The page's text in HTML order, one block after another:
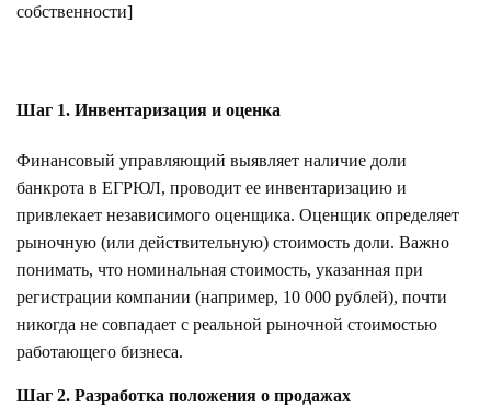
собственности]
Шаг 1. Инвентаризация и оценка
Финансовый управляющий выявляет наличие доли
банкрота в ЕГРЮЛ, проводит ее инвентаризацию и
привлекает независимого оценщика. Оценщик определяет
рыночную (или действительную) стоимость доли. Важно
понимать, что номинальная стоимость, указанная при
регистрации компании (например, 10 000 рублей), почти
никогда не совпадает с реальной рыночной стоимостью
работающего бизнеса.
Шаг 2. Разработка положения о продажах